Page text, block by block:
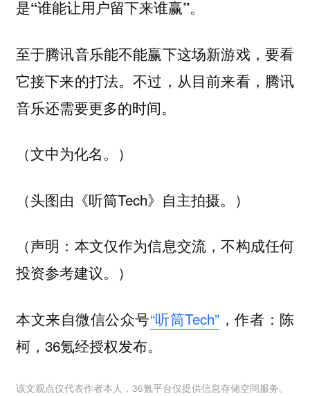
是“谁能让用户留下来谁赢”。
至于腾讯音乐能不能赢下这场新游戏，要看
它接下来的打法。不过，从目前来看，腾讯
音乐还需要更多的时间。
（文中为化名。）
（头图由《听筒Tech》自主拍摄。）
（声明：本文仅作为信息交流，不构成任何
投资参考建议。）
本文来自微信公众号“听筒Tech” ，作者：陈
柯，36氪经授权发布。
该文观点仅代表作者本人，36氪平台仅提供信息存储空间服务。